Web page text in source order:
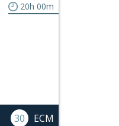
20h 00m
30 ECM